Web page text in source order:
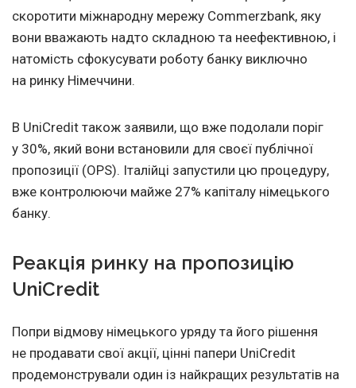
скоротити міжнародну мережу Commerzbank, яку
вони вважають надто складною та неефективною, і
натомість сфокусувати роботу банку виключно
на ринку Німеччини.
В UniCredit також заявили, що вже подолали поріг
у 30%, який вони встановили для своєї публічної
пропозиції (OPS). Італійці запустили цю процедуру,
вже контролюючи майже 27% капіталу німецького
банку.
Реакція ринку на пропозицію
UniCredit
Попри відмову німецького уряду та його рішення
не продавати свої акції, цінні папери UniCredit
продемонстрували один із найкращих результатів на